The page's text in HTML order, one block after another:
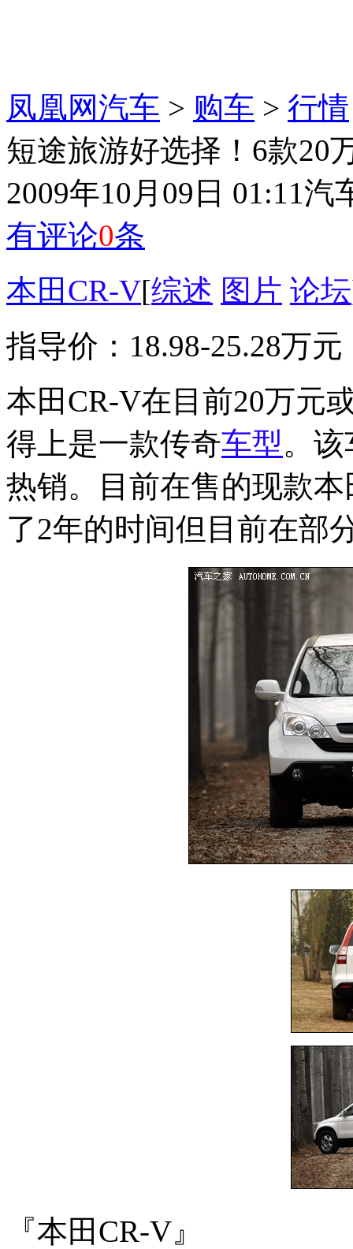
凤凰网汽车 > 购车 > 行情
短途旅游好选择！6款20
2009年10月09日 01:11汽
有评论0条
本田 CR-V[综述 图片 论坛
指导价：18.98-25.28万元
本田CR-V在目前20万元
得上是一款传奇车型。
热销。目前在售的现款
了2年的时间但目前在部
『本田CR-V』